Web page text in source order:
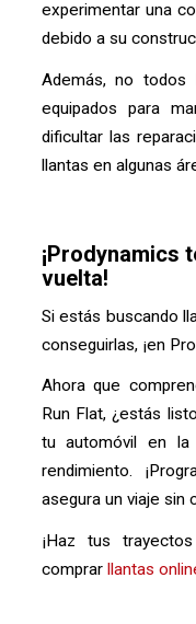
experimentar una
debido a su
Además, no
equipados para
dificultar las
llantas en algunas
¡Prodynamics
vuelta!
Si estás buscando
conseguirlas, ¡en
Ahora que
Run Flat, ¿estás
tu automóvil en la
rendimiento.
asegura un viaje sin
¡Haz tus
comprar llantas